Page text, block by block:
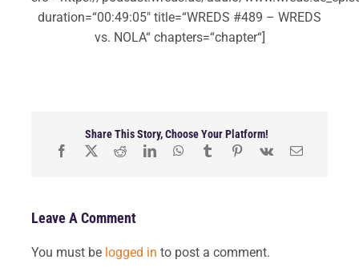
duration=“00:49:05″ title=“WREDS #489 – WREDS
vs. NOLA“ chapters=“chapter“]
Share This Story, Choose Your Platform!
Leave A Comment
You must be logged in to post a comment.